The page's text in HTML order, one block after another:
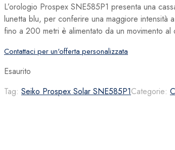
L’orologio Prospex SNE585P1 presenta una
lunetta blu, per conferire una maggiore intensità
fino a 200 metri è alimentato da un movimento al
Contattaci per un'offerta personalizzata
Esaurito
Tag: Seiko Prospex Solar SNE585P1Categorie: